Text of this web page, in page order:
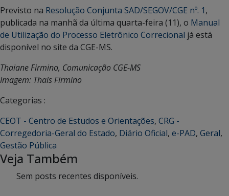
Previsto na Resolução Conjunta SAD/SEGOV/CGE nº. 1,
publicada na manhã da última quarta-feira (11), o Manual
de Utilização do Processo Eletrônico Correcional já está
disponível no site da CGE-MS.
Thaiane Firmino, Comunicação CGE-MS
Imagem: Thaís Firmino
Categorias :
CEOT - Centro de Estudos e Orientações, CRG -
Corregedoria-Geral do Estado, Diário Oficial, e-PAD, Geral,
Gestão Pública
Veja Também
Sem posts recentes disponíveis.